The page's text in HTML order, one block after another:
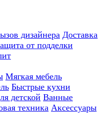
дизайнера Доставка
от подделки
Мягкая мебель
Быстрые кухни
детской Ванные
техника Аксессуары